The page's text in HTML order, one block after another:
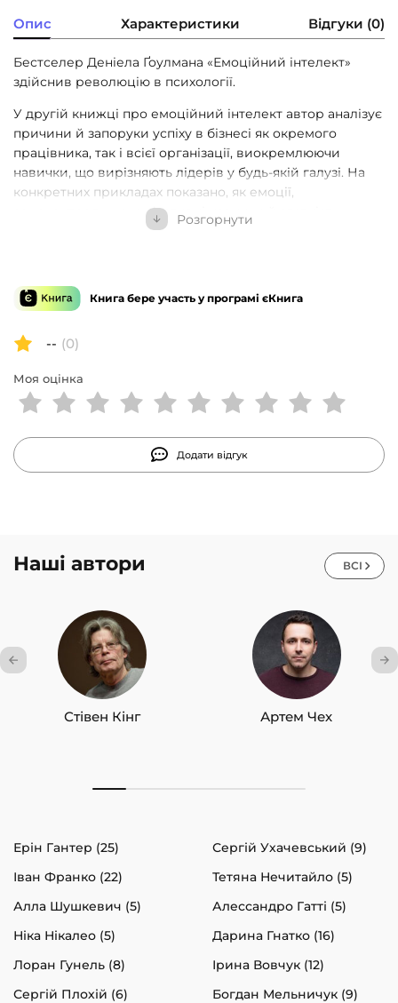
Опис Характеристики Відгуки (0)
Бестселер Деніела Ґоулмана «Емоційний інтелект»
здійснив революцію в психології.
У другій книжці про емоційний інтелект автор аналізує
причини й запоруки успіху в бізнесі як окремого
працівника, так і всієї організації, виокремлюючи
навички, що вирізняють лідерів у будь-якій галузі. На
конкретних прикладах показано, як емоції,
самоконтроль, комунікативні навички й здатність
працювати в команді — тобто емоційний інтелект —
досвід. І що вища посада людини, то вагоміші ці
навички.
Ґоулман наголошує на тому, що всі ми маємо потенціал
нашої кар’єри, а також дає нам рекомендації щодо
підвищення власної ефективності.
Розгорнути
Книга бере участь у програмі єКнига
-- (0)
Моя оцінка
Додати відгук
Наші автори ВСІ
Стівен Кінг Артем Чех
Ерін Гантер (25)
Сергій Ухачевський (9)
Іван Франко (22)
Тетяна Нечитайло (5)
Алла Шушкевич (5)
Алессандро Гатті (5)
Ніка Нікалео (5)
Дарина Гнатко (16)
Лоран Гунель (8)
Ірина Вовчук (12)
Сергій Плохій (6)
Богдан Мельничук (9)